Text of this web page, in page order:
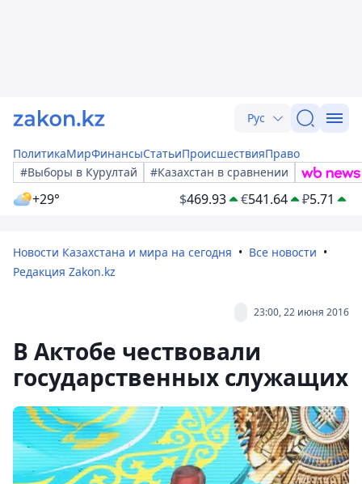
Рус
ПолитикаМирФинансыСтатьиПроисшествияПраво
#Выборы в Курултай
#Казахстан в сравнении
+29° $469.93 €541.64 ₽5.71
Новости Казахстана и мира на сегодня
Все новости
Редакция Zakon.kz
23:00, 22 июня 2016
В Актобе чествовали
государственных служащих